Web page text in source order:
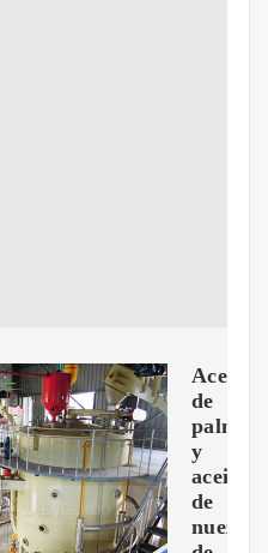
Aceite
de
palma
y
aceite
de
nuez